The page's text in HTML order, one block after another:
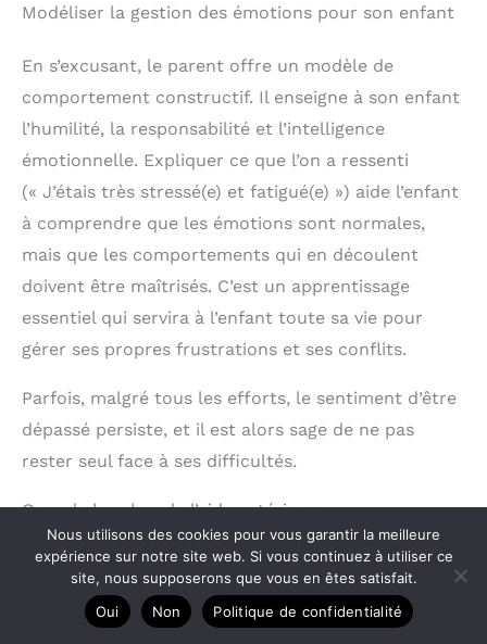
Modéliser la gestion des émotions pour son enfant
En s’excusant, le parent offre un modèle de
comportement constructif. Il enseigne à son enfant
l’humilité, la responsabilité et l’intelligence
émotionnelle. Expliquer ce que l’on a ressenti
(« J’étais très stressé(e) et fatigué(e) ») aide l’enfant
à comprendre que les émotions sont normales,
mais que les comportements qui en découlent
doivent être maîtrisés. C’est un apprentissage
essentiel qui servira à l’enfant toute sa vie pour
gérer ses propres frustrations et ses conflits.
Parfois, malgré tous les efforts, le sentiment d’être
dépassé persiste, et il est alors sage de ne pas
rester seul face à ses difficultés.
Quand chercher de l’aide extérieure
Les signaux d’alerte à ne pas ignorer
Une bonne pratique est de reconnaître les
Nous utilisons des cookies pour vous garantir la meilleure
expérience sur notre site web. Si vous continuez à utiliser ce
site, nous supposerons que vous en êtes satisfait.
Oui
Non Politique de confidentialité